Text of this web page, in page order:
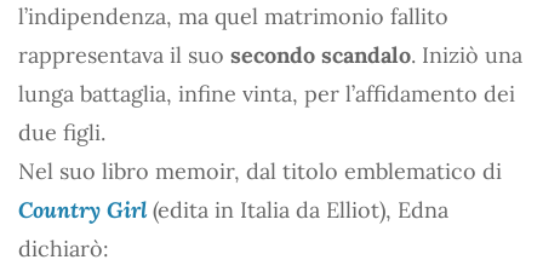
l’indipendenza, ma quel matrimonio fallito
rappresentava il suo secondo scandalo. Iniziò una
lunga battaglia, infine vinta, per l’affidamento dei
due figli.
Nel suo libro memoir, dal titolo emblematico di
Country Girl(edita in Italia da Elliot), Edna
dichiarò: